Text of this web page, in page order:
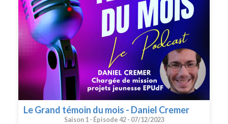
Le Grand témoin du mois - Daniel Cremer
Saison 1 - Épisode 42 - 07/12/2023